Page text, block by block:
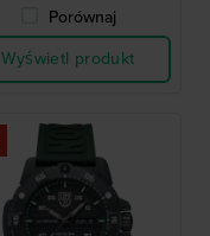
Porównaj
Wyświetl produkt